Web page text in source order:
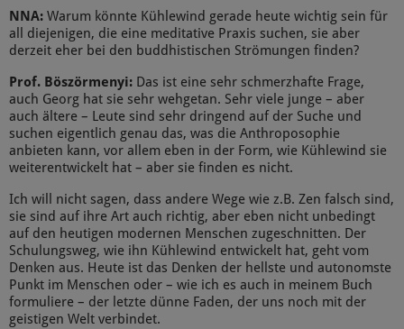
NNA: Warum könnte Kühlewind gerade heute wichtig sein für
all diejenigen, die eine meditative Praxis suchen, sie aber
derzeit eher bei den buddhistischen Strömungen finden?
Prof. Böszörmenyi: Das ist eine sehr schmerzhafte Frage,
auch Georg hat sie sehr wehgetan. Sehr viele junge – aber
auch ältere – Leute sind sehr dringend auf der Suche und
suchen eigentlich genau das, was die Anthroposophie
anbieten kann, vor allem eben in der Form, wie Kühlewind sie
weiterentwickelt hat – aber sie finden es nicht.
Ich will nicht sagen, dass andere Wege wie z.B. Zen falsch sind,
sie sind auf ihre Art auch richtig, aber eben nicht unbedingt
auf den heutigen modernen Menschen zugeschnitten. Der
Schulungsweg, wie ihn Kühlewind entwickelt hat, geht vom
Denken aus. Heute ist das Denken der hellste und autonomste
Punkt im Menschen oder – wie ich es auch in meinem Buch
formuliere – der letzte dünne Faden, der uns noch mit der
geistigen Welt verbindet.